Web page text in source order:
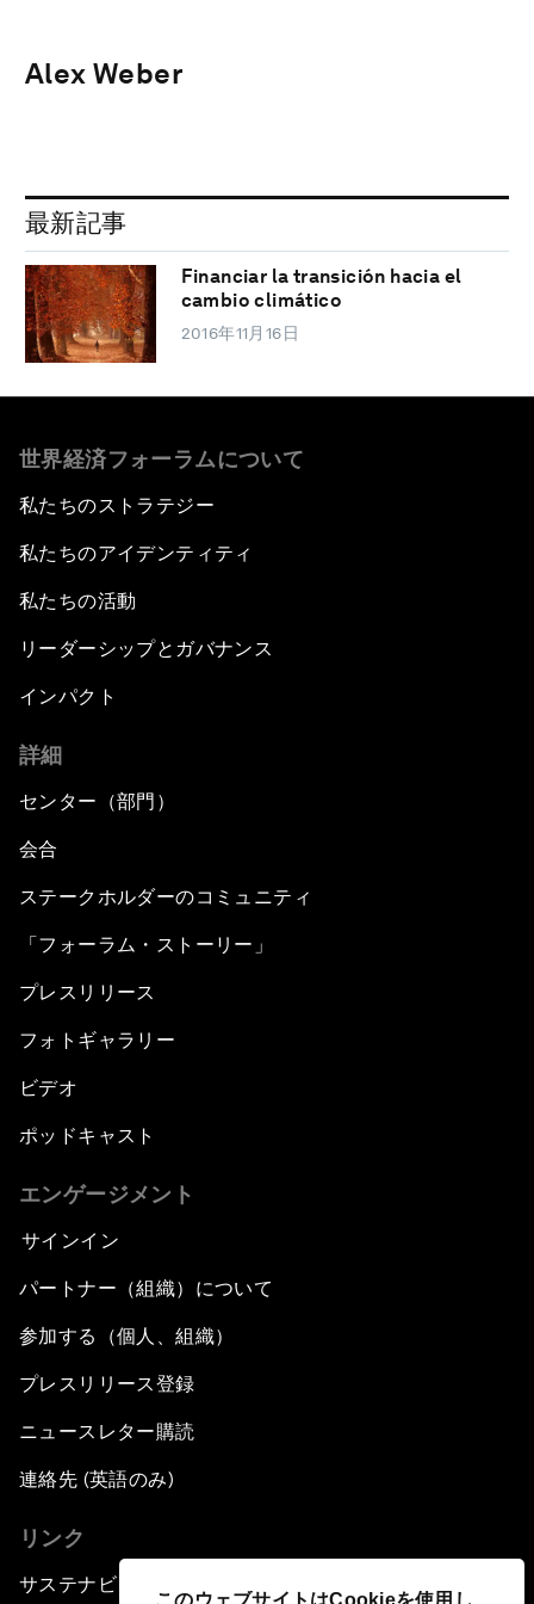
このウェブサイトはCookieを使用し
Alex Weber
最新記事
Financiar la transición hacia el
cambio climático
2016年11月16日
世界経済フォーラムについて
私たちのストラテジー
私たちのアイデンティティ
私たちの活動
リーダーシップとガバナンス
インパクト
詳細
センター（部門）
会合
ステークホルダーのコミュニティ
「フォーラム・ストーリー」
プレスリリース
フォトギャラリー
ビデオ
ポッドキャスト
エンゲージメント
サインイン
パートナー（組織）について
参加する（個人、組織）
プレスリリース登録
ニュースレター購読
連絡先 (英語のみ)
リンク
サステナビリティへの取り組み